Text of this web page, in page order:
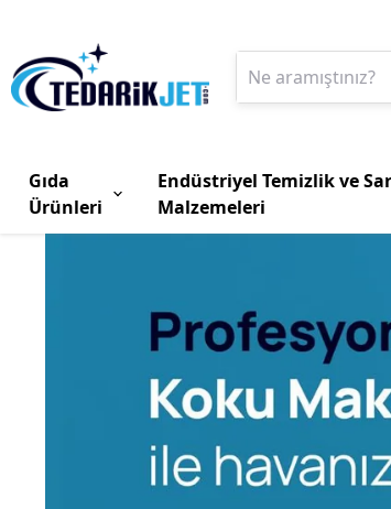
Gıda
Ürünleri
Endüstriyel Temizlik ve
Malzemeleri